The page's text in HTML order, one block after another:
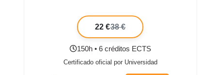
22 €38 €
150h • 6 créditos ECTS
Certificado oficial por Universidad